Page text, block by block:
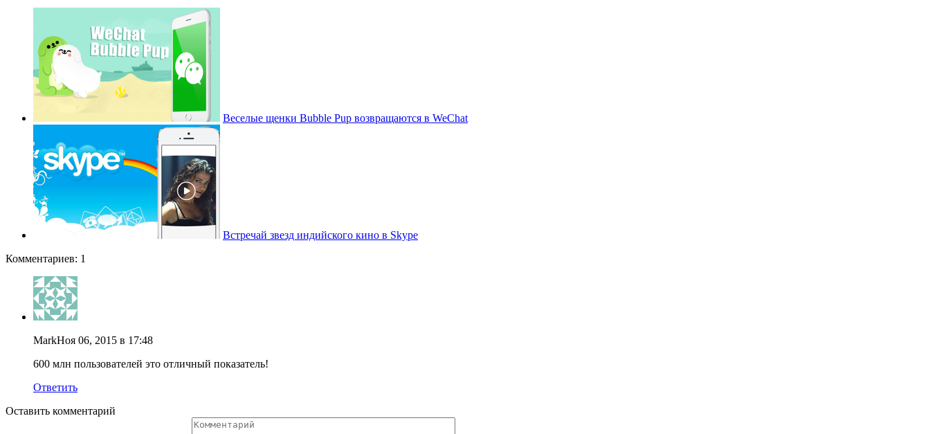
Веселые щенки Bubble Pup возвращаются в WeChat
Встречай звезд индийского кино в Skype
Комментариев: 1
MarkНоя 06, 2015 в 17:48
600 млн пользователей это отличный показатель!
Ответить
Оставить комментарий